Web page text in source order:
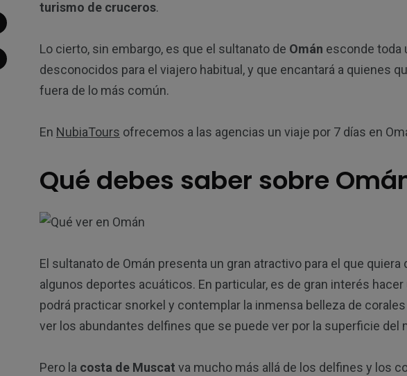
turismo de cruceros.
Lo cierto, sin embargo, es que el sultanato de Omán esconde toda
desconocidos para el viajero habitual, y que encantará a quienes
fuera de lo más común.
En NubiaTours ofrecemos a las agencias un viaje por 7 días en
Qué debes saber sobre
El sultanato de Omán presenta un gran atractivo para el que
algunos deportes acuáticos. En particular, es de gran interés hacer
podrá practicar snorkel y contemplar la inmensa belleza de
ver los abundantes delfines que se puede ver por la superficie del
Pero la costa de Muscat va mucho más allá de los delfines y los